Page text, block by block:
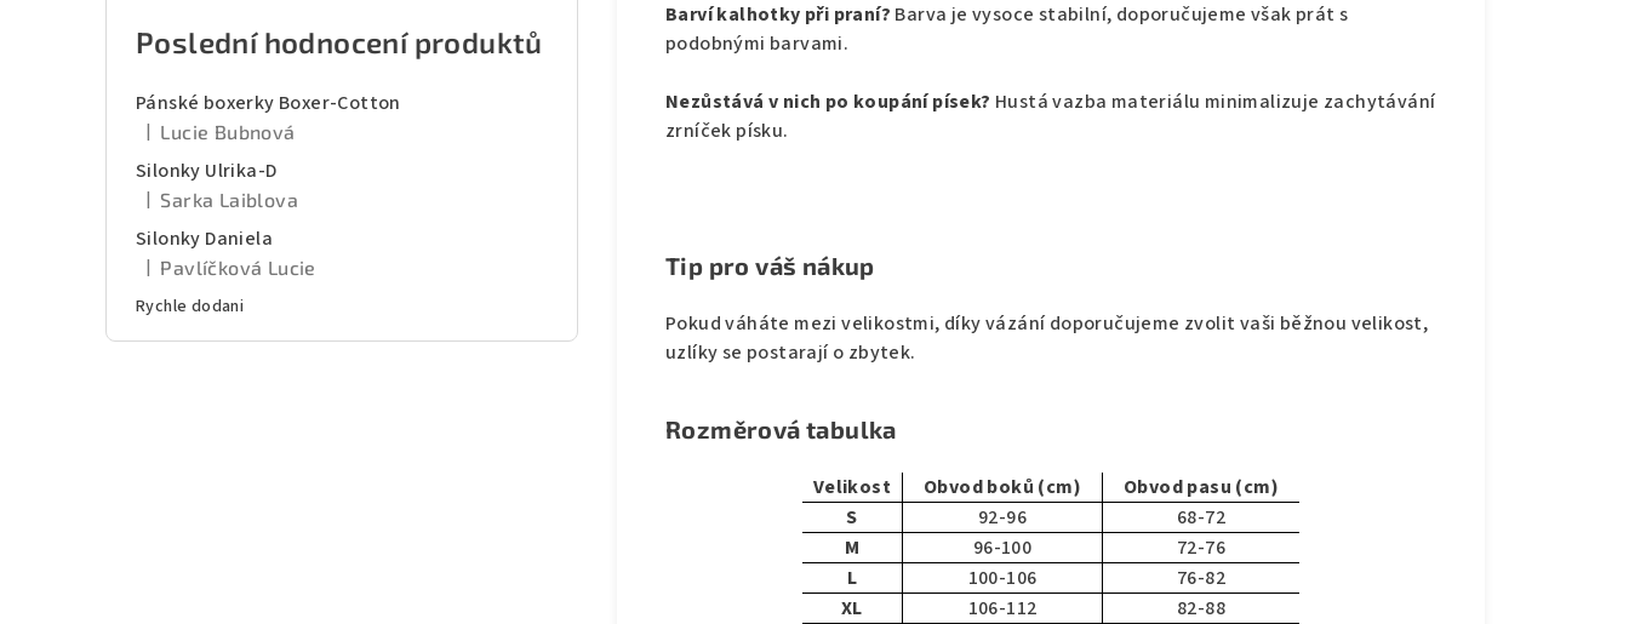
Poslední hodnocení produktů
Pánské boxerky Boxer-Cotton
Hodnocení produktu je 5 z 5 hvězdiček.
Lucie Bubnová
Silonky Ulrika-D
Hodnocení produktu je 5 z 5 hvězdiček.
Sarka Laiblova
Silonky Daniela
Hodnocení produktu je 5 z 5 hvězdiček.
Pavlíčková Lucie
Rychle dodani
Barví kalhotky při praní? Barva je vysoce stabilní, doporučujeme však prát s
podobnými barvami.
Nezůstává v nich po koupání písek? Hustá vazba materiálu minimalizuje zachytávání
zrníček písku.
Tip pro váš nákup
Pokud váháte mezi velikostmi, díky vázání doporučujeme zvolit vaši běžnou velikost,
uzlíky se postarají o zbytek.
Rozměrová tabulka
Velikost Obvod boků (cm)
Obvod pasu (cm)
S
92-96
68-72
M
96-100
72-76
L
100-106
76-82
XL
106-112
82-88